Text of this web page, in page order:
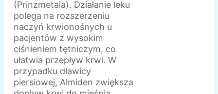
(Prinzmetala). Działanie leku
polega na rozszerzeniu
naczyń krwionośnych u
pacjentów z wysokim
ciśnieniem tętniczym, co
ułatwia przepływ krwi. W
przypadku dławicy
piersiowej, Almiden zwiększa